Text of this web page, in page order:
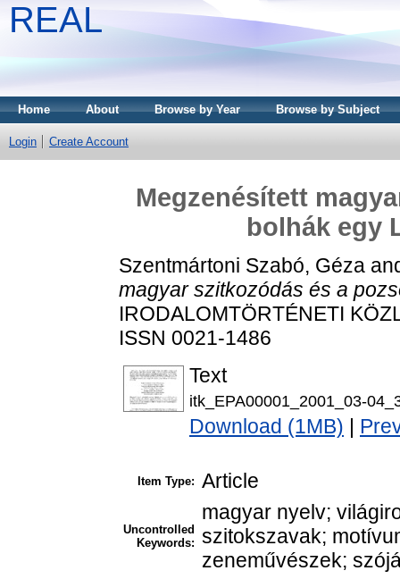
REAL
Home About Browse by Year Browse by Subject
Login Create Account
Megzenésített
bolhák egy
Szentmártoni Szabó, Géza
magyar szitkozódás és a
IRODALOMTÖRTÉNETI
ISSN 0021-1486
Text
itk_EPA00001_2001_03-
Download (1MB)
Item Type: Article
Uncontrolled
Keywords:
magyar nyelv;
szitokszavak;
zeneművészek;